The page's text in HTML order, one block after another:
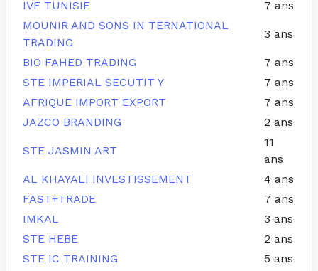
IVF TUNISIE
7 ans
MOUNIR AND SONS IN TERNATIONAL
TRADING
3 ans
BIO FAHED TRADING
7 ans
STE IMPERIAL SECUTIT Y
7 ans
AFRIQUE IMPORT EXPORT
7 ans
JAZCO BRANDING
2 ans
STE JASMIN ART
11
ans
AL KHAYALI INVESTISSEMENT
4 ans
FAST+TRADE
7 ans
IMKAL
3 ans
STE HEBE
2 ans
STE IC TRAINING
5 ans